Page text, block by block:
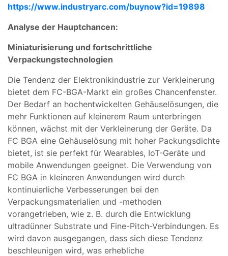
https://www.industryarc.com/buynow?id=19898
Analyse der Hauptchancen:
Miniaturisierung und fortschrittliche
Verpackungstechnologien
Die Tendenz der Elektronikindustrie zur Verkleinerung
bietet dem FC-BGA-Markt ein großes Chancenfenster.
Der Bedarf an hochentwickelten Gehäuselösungen, die
mehr Funktionen auf kleinerem Raum unterbringen
können, wächst mit der Verkleinerung der Geräte. Da
FC BGA eine Gehäuselösung mit hoher Packungsdichte
bietet, ist sie perfekt für Wearables, IoT-Geräte und
mobile Anwendungen geeignet. Die Verwendung von
FC BGA in kleineren Anwendungen wird durch
kontinuierliche Verbesserungen bei den
Verpackungsmaterialien und -methoden
vorangetrieben, wie z. B. durch die Entwicklung
ultradünner Substrate und Fine-Pitch-Verbindungen. Es
wird davon ausgegangen, dass sich diese Tendenz
beschleunigen wird, was erhebliche